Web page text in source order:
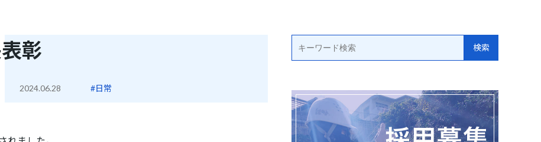
彰
2024.06.28 #日常
検索